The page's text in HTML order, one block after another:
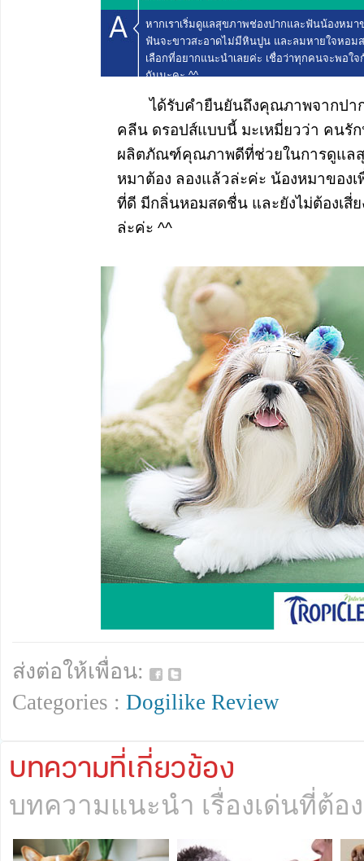
หากเราเริ่มดูแลสุขภาพช่องปากและฟันน้องหม
ฟันจะขาวสะอาดไม่มีหินปูน และลมหายใจหอม
เลือกที่อยากแนะนำเลยค่ะ เชื่อว่าทุกคนจะพอ
กันนะคะ ^^
ได้รับคำยืนยันถึงคุณภาพจากปา
คลีน ดรอปส์แบบนี้ มะเหมี่ยวว่า คนรั
ผลิตภัณฑ์คุณภาพดีที่ช่วยในการดูแล
หมาต้อง ลองแล้วล่ะค่ะ น้องหมาของ
ที่ดี มีกลิ่นหอมสดชื่น และยังไม่ต้องเสี่ย
ล่ะค่ะ ^^
ส่งต่อให้เพื่อน:
Categories : Dogilike Review
บทความที่เกี่ยวข้อง
บทความแนะนำ เรื่องเด่นที่ต้อ